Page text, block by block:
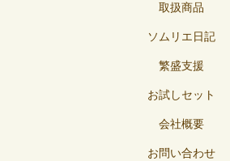
取扱商品
ソムリエ日記
繁盛支援
お試しセット
会社概要
お問い合わせ